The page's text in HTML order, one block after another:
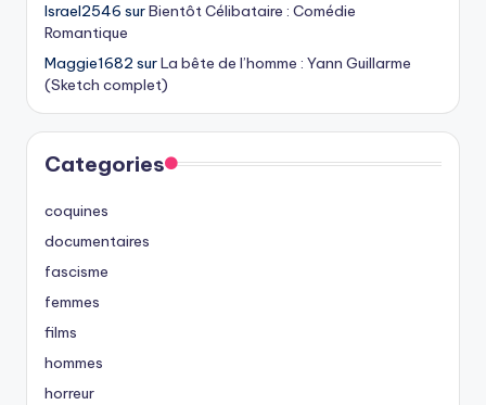
Israel2546 surBientôt Célibataire : Comédie
Romantique
Maggie1682 surLa bête de l’homme : Yann Guillarme
(Sketch complet)
Categories
coquines
documentaires
fascisme
femmes
films
hommes
horreur